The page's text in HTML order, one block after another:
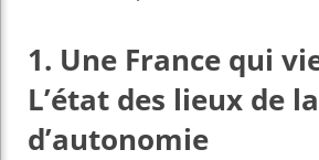
1. Une France qui
L’état des lieux de
d’autonomie